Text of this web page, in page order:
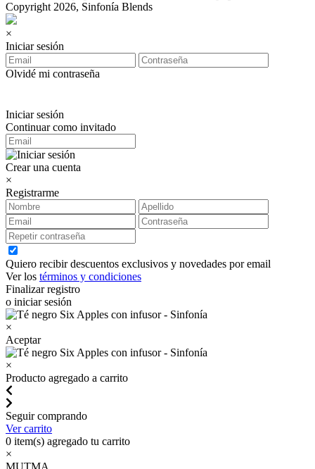
Copyright 2026, Sinfonía Blends
×
Iniciar sesión
Olvidé mi contraseña
Iniciar sesión
Continuar como invitado
Crear una cuenta
×
Registrarme
Quiero recibir descuentos exclusivos y novedades por email
Ver los términos y condiciones
Finalizar registro
o iniciar sesión
×
Aceptar
×
Producto agregado a carrito
Seguir comprando
Ver carrito
0 item(s) agregado tu carrito
×
MUTMA